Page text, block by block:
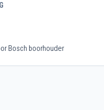
Bosch boorhouder